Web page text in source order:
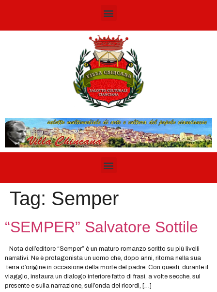
Tag: Semper
“SEMPER” Salvatore Sottile
Nota dell’editore “Semper” è un maturo romanzo scritto su più livelli
narrativi. Ne è protagonista un uomo che, dopo anni, ritorna nella sua
terra d’origine in occasione della morte del padre. Con questi, durante il
viaggio, instaura un dialogo interiore fatto di frasi, a volte secche, sul
presente e sulla narrazione, sull’onda dei ricordi, […]